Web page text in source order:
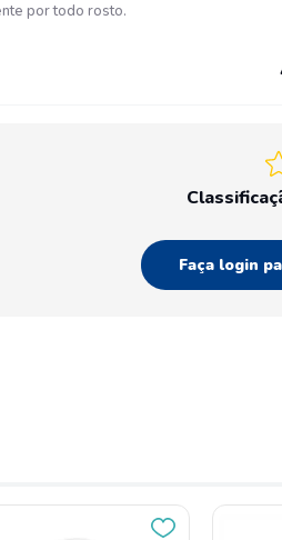
por todo rosto.
Faça login